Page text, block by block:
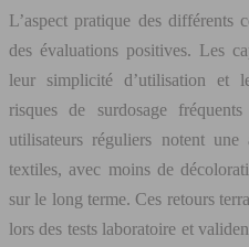
L’aspect pratique des différents
des évaluations positives. Les
leur simplicité d’utilisation et
risques de surdosage
utilisateurs réguliers notent
textiles, avec moins de
sur le long terme. Ces retours
lors des tests laboratoire et